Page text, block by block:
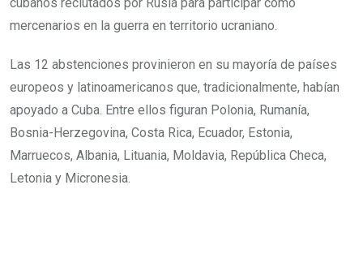
mercenarios en la guerra en territorio ucraniano.
Las 12 abstenciones provinieron en su mayoría de países
europeos y latinoamericanos que, tradicionalmente, habían
apoyado a Cuba. Entre ellos figuran Polonia, Rumanía,
Bosnia-Herzegovina, Costa Rica, Ecuador, Estonia,
Marruecos, Albania, Lituania, Moldavia, República Checa,
Letonia y Micronesia.